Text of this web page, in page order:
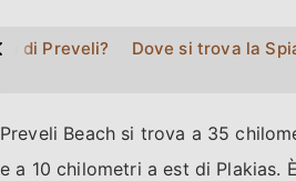
di Preveli? Dove si trova la
Preveli Beach si trova a 35
e a 10 chilometri a est di Plakias.